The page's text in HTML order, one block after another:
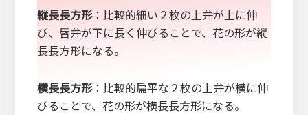
縦長長方形：比較的細い２枚の上弁が上に伸
び、唇弁が下に長く伸びることで、花の形が縦
長長方形になる。
横長長方形：比較的扁平な２枚の上弁が横に伸
びることで、花の形が横長長方形になる。